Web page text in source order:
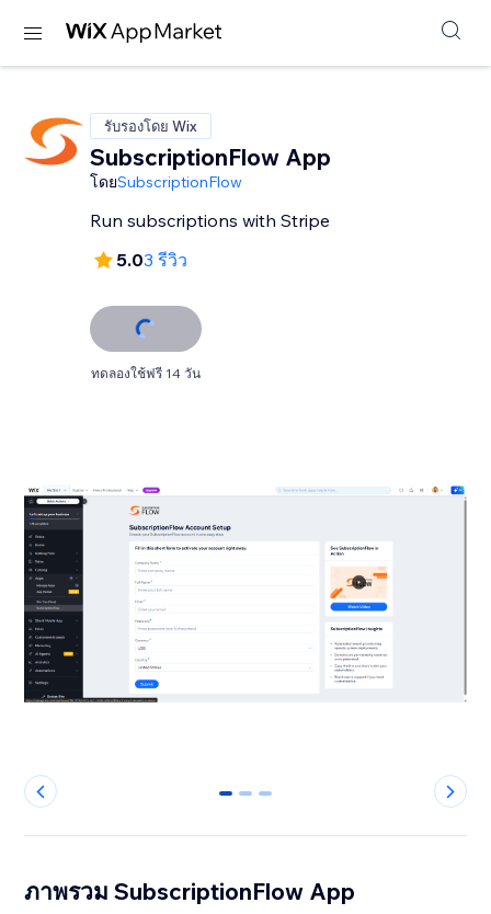
รับรองโดย Wix
SubscriptionFlow App
โดยSubscriptionFlow
Run subscriptions with Stripe
5.03 รีวิว
ทดลองใช้ฟรี 14 วัน
0 1 2
ภาพรวม SubscriptionFlow App